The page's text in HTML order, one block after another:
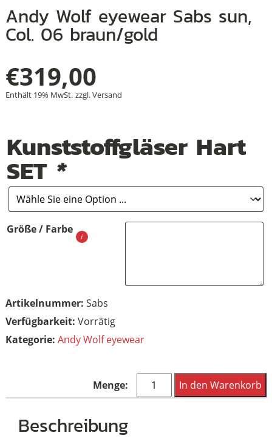
Andy Wolf eyewear Sabs sun,
Col. 06 braun/gold
€319,00
Enthält 19% MwSt. zzgl.Versand
Kunststoffgläser Hart
SET *
Größe / Farbe
Artikelnummer: Sabs
Vorrätig
Kategorie: Andy Wolf eyewear
Andy
Wolf
In den Warenkorb
Beschreibung
+
+